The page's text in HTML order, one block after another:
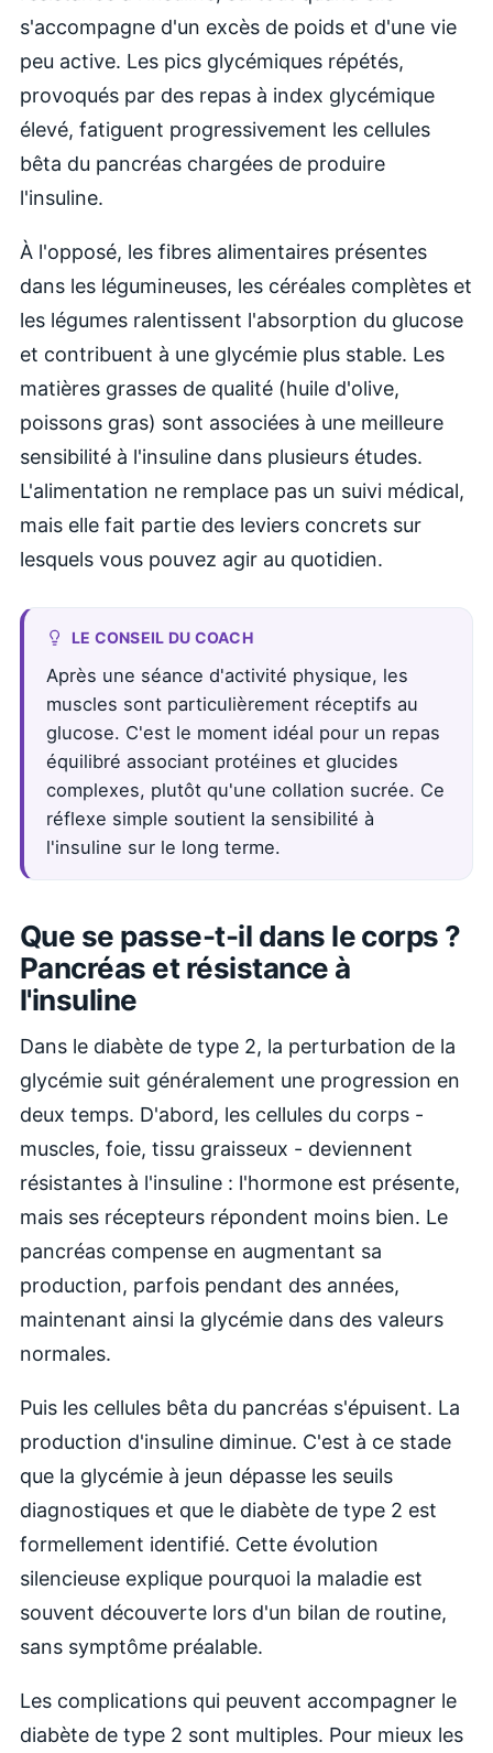
s'accompagne d'un excès de poids et d'une vie
peu active. Les pics glycémiques répétés,
provoqués par des repas à index glycémique
élevé, fatiguent progressivement les cellules
bêta du pancréas chargées de produire
l'insuline.
À l'opposé, les fibres alimentaires présentes
dans les légumineuses, les céréales complètes et
les légumes ralentissent l'absorption du glucose
et contribuent à une glycémie plus stable. Les
matières grasses de qualité (huile d'olive,
poissons gras) sont associées à une meilleure
sensibilité à l'insuline dans plusieurs études.
L'alimentation ne remplace pas un suivi médical,
mais elle fait partie des leviers concrets sur
lesquels vous pouvez agir au quotidien.
LE CONSEIL DU COACH
Après une séance d'activité physique, les
muscles sont particulièrement réceptifs au
glucose. C'est le moment idéal pour un repas
équilibré associant protéines et glucides
complexes, plutôt qu'une collation sucrée. Ce
réflexe simple soutient la sensibilité à
l'insuline sur le long terme.
Que se passe-t-il dans le corps ?
Pancréas et résistance à
l'insuline
Dans le diabète de type 2, la perturbation de la
glycémie suit généralement une progression en
deux temps. D'abord, les cellules du corps -
muscles, foie, tissu graisseux - deviennent
résistantes à l'insuline : l'hormone est présente,
mais ses récepteurs répondent moins bien. Le
pancréas compense en augmentant sa
production, parfois pendant des années,
maintenant ainsi la glycémie dans des valeurs
normales.
Puis les cellules bêta du pancréas s'épuisent. La
production d'insuline diminue. C'est à ce stade
que la glycémie à jeun dépasse les seuils
diagnostiques et que le diabète de type 2 est
formellement identifié. Cette évolution
silencieuse explique pourquoi la maladie est
souvent découverte lors d'un bilan de routine,
sans symptôme préalable.
Les complications qui peuvent accompagner le
diabète de type 2 sont multiples. Pour mieux les